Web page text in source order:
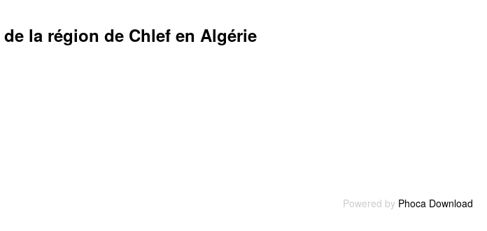
la région de Chlef en Algérie
Powered by Phoca Download